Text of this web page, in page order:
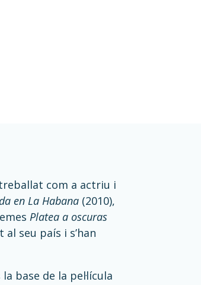
com a actriu i
en La Habana (2010),
Platea a oscuras
al seu país i s’han
base de la pel·lícula